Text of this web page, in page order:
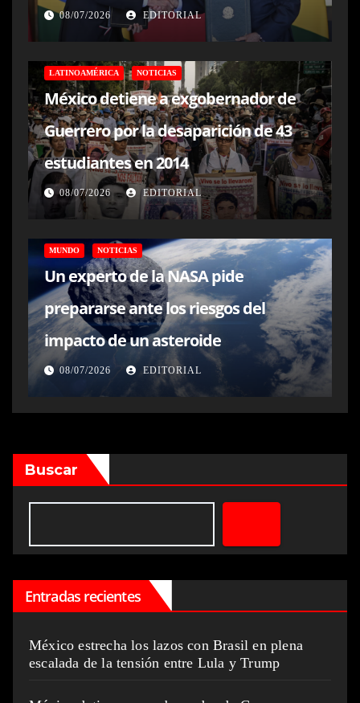
08/07/2026 EDITORIAL
LATINOAMÉRICA NOTICIAS
México detiene a exgobernador de
Guerrero por la desaparición de 43
estudiantes en 2014
08/07/2026 EDITORIAL
MUNDO NOTICIAS
Un experto de la NASA pide
prepararse ante los riesgos del
impacto de un asteroide
08/07/2026 EDITORIAL
Buscar
Entradas recientes
México estrecha los lazos con Brasil en plena
escalada de la tensión entre Lula y Trump